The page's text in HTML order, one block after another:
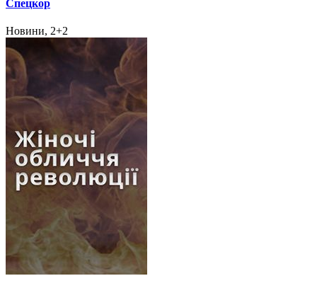
Спецкор
Новини, 2+2